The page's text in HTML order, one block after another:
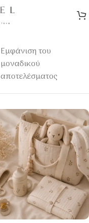
Εμφάνιση του
μοναδικού
αποτελέσματος